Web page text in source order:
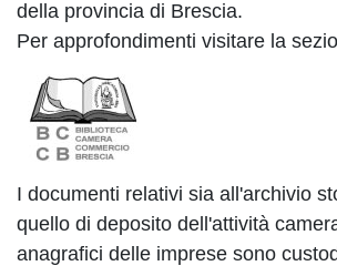
della provincia di Brescia.
Per approfondimenti visitare la
I documenti relativi sia all'archivio
quello di deposito dell'attività
anagrafici delle imprese sono